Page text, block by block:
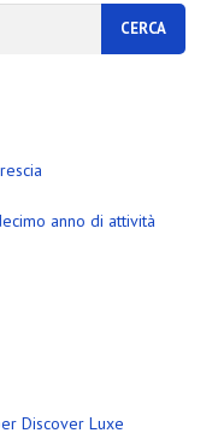
anno di attività
Discover Luxe